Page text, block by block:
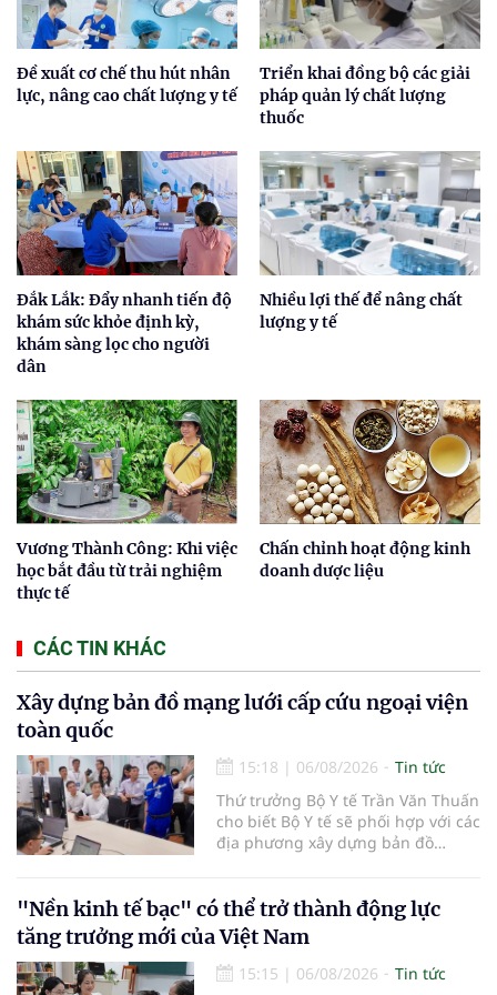
Đề xuất cơ chế thu hút nhân
lực, nâng cao chất lượng y tế
Triển khai đồng bộ các giải
pháp quản lý chất lượng
thuốc
Đắk Lắk: Đẩy nhanh tiến độ
khám sức khỏe định kỳ,
khám sàng lọc cho người
dân
Nhiều lợi thế để nâng chất
lượng y tế
Vương Thành Công: Khi việc
học bắt đầu từ trải nghiệm
thực tế
Chấn chỉnh hoạt động kinh
doanh dược liệu
CÁC TIN KHÁC
Xây dựng bản đồ mạng lưới cấp cứu ngoại viện
toàn quốc
15:18 | 06/08/2026
Tin tức
Thứ trưởng Bộ Y tế Trần Văn Thuấn
cho biết Bộ Y tế sẽ phối hợp với các
địa phương xây dựng bản đồ
thiện cơ chế tài chính và đa dạng
hóa phương tiện nhằm nâng cao
năng lực cấp cứu trước viện trên
phạm vi cả nước.
"Nền kinh tế bạc" có thể trở thành động lực
tăng trưởng mới của Việt Nam
15:15 | 06/08/2026
Tin tức